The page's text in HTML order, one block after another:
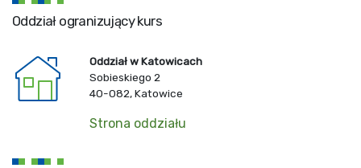
Oddział ogranizujący kurs
Oddział w Katowicach
Sobieskiego 2
40-082, Katowice
Strona oddziału